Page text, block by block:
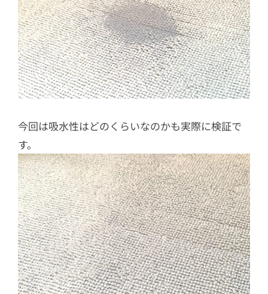
今回は吸水性はどのくらいなのかも実際に検証で
す。